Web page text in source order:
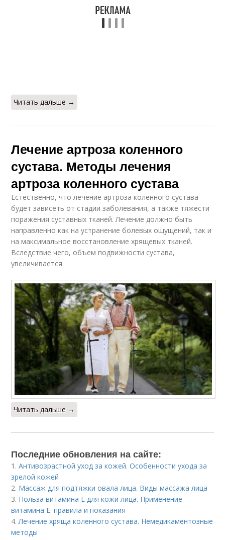
Читать дальше →
Лечение артроза коленного
сустава. Методы лечения
артроза коленного сустава
Естественно, что лечение артроза коленного сустава
будет зависеть от стадии заболевания, а также тяжести
поражения суставных тканей. Лечение должно быть
направленно как на устранение болевых ощущений, так и
на максимальное восстановление хрящевых тканей.
Вследствие чего, объем подвижности сустава,
увеличивается.
Читать дальше →
Последние обновления на сайте:
1.Антивозрастной уход за кожей. Особенности ухода за
зрелой кожей
2. Массаж для подтяжки овала лица. Виды массажа лица
3. Польза витамина Е для кожи лица. Применение
витамина E: правила и показания
4. Лечение хряща коленного сустава. Немедикаментозные
методы